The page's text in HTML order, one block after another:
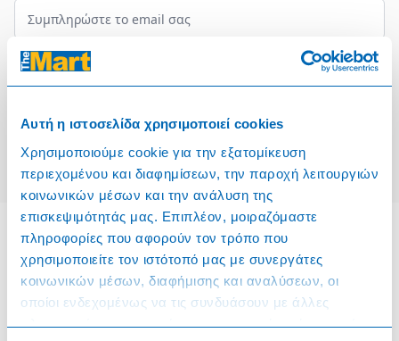
Αυτή η ιστοσελίδα χρησιμοποιεί cookies
Χρησιμοποιούμε cookie για την εξατομίκευση
περιεχομένου και διαφημίσεων, την παροχή λειτουργιών
κοινωνικών μέσων και την ανάλυση της
επισκεψιμότητάς μας. Επιπλέον, μοιραζόμαστε
πληροφορίες που αφορούν τον τρόπο που
χρησιμοποιείτε τον ιστότοπό μας με συνεργάτες
κοινωνικών μέσων, διαφήμισης και αναλύσεων, οι
οποίοι ενδεχομένως να τις συνδυάσουν με άλλες
πληροφορίες που τους έχετε παραχωρήσει ή τις οποίες
Επιλέξτε τον τομέα σας
Πληροφορίες
Όροι & Προϋποθέσεις